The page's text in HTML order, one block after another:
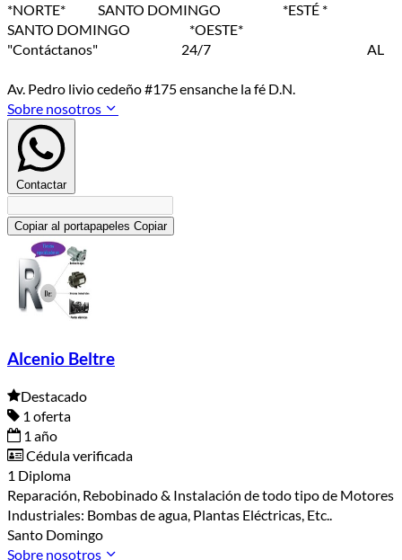
*NORTE* SANTO DOMINGO *ESTÉ *
SANTO DOMINGO *OESTE*
"Contáctanos" 24/7 AL
Av. Pedro livio cedeño #175 ensanche la fé D.N.
Sobre nosotros
Contactar
Copiar al portapapeles Copiar
Alcenio Beltre
Destacado
1 oferta
1 año
Cédula verificada
1 Diploma
Reparación, Rebobinado & Instalación de todo tipo de Motores
Industriales: Bombas de agua, Plantas Eléctricas, Etc..
Santo Domingo
Sobre nosotros